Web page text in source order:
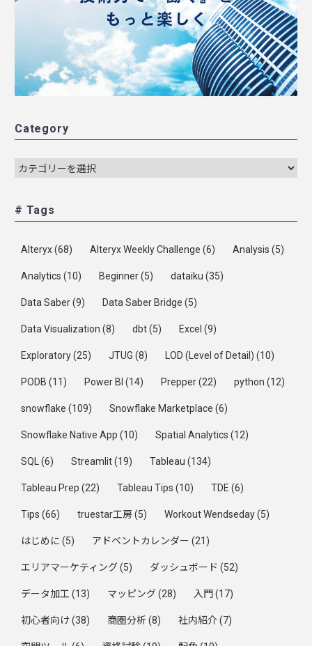
Category
# Tags
Alteryx(68) Alteryx Weekly Challenge (6) Analysis (5)
Analytics (10) Beginner(5) dataiku (35)
Data Saber(9) Data Saber Bridge (5)
Data Visualization (8) dbt(5) Excel (9)
Exploratory(25) JTUG (8) LOD (Level of Detail) (10)
PODB (11) Power BI (14) Prepper(22) python (12)
snowflake (109) Snowflake Marketplace (6)
Snowflake Native App (10) Spatial Analytics (12)
SQL (6) Streamlit(19) Tableau (134)
Tableau Prep (22) Tableau Tips (10) TDE (6)
Tips (66) truestar工房(5) Workout Wendseday(5)
はじめに (5) アドベントカレンダー (21)
エリアマーケティング(5) ダッシュボード (52)
データ加工 (13) マッピング(28) 入門(17)
初心者向け(38) 商圏分析(8) 社内紹介(7)